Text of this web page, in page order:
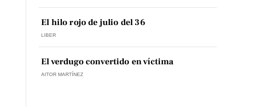
El hilo rojo de julio del 36
LIBER
El verdugo convertido en víctima
AITOR MARTÍNEZ